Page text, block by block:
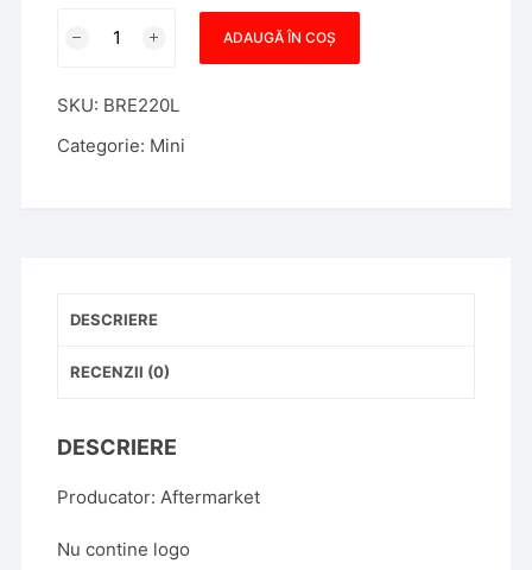
Carcasa
Mini
Cooper
ADAUGĂ ÎN COȘ
SKU: BRE220L
Categorie: Mini
DESCRIERE
RECENZII (0)
DESCRIERE
Producator: Aftermarket
Nu contine logo